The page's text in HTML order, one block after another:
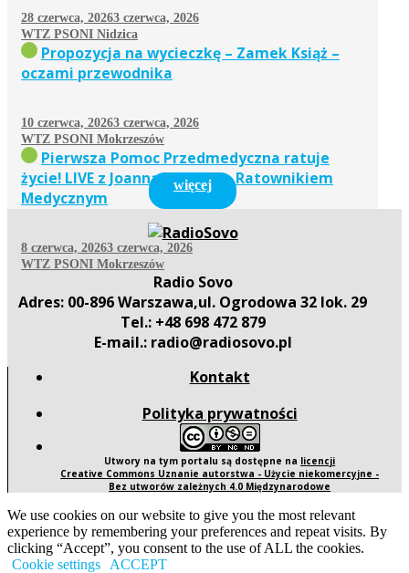
28 czerwca, 20263 czerwca, 2026
WTZ PSONI Nidzica
Propozycja na wycieczkę – Zamek Książ –
oczami przewodnika
10 czerwca, 20263 czerwca, 2026
WTZ PSONI Mokrzeszów
Pierwsza Pomoc Przedmedyczna ratuje
życie! LIVE z Joanną Traczyk – Ratownikiem
Medycznym
8 czerwca, 20263 czerwca, 2026
WTZ PSONI Mokrzeszów
więcej
Radio Sovo
Adres: 00-896 Warszawa,ul. Ogrodowa 32 lok. 29
Tel.: +48 698 472 879
E-mail.: radio@radiosovo.pl
Kontakt
Polityka prywatności
Utwory na tym portalu są dostępne na licencji
Creative Commons Uznanie autorstwa - Użycie niekomercyjne -
Bez utworów zależnych 4.0 Międzynarodowe
We use cookies on our website to give you the most relevant
experience by remembering your preferences and repeat visits. By
clicking “Accept”, you consent to the use of ALL the cookies.
Cookie settings
ACCEPT